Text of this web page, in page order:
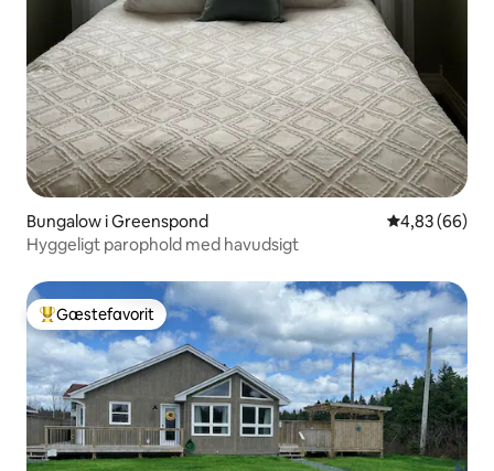
Bungalow i Greenspond 4,83 ud af 5 i
4,83 (66)
Hyggeligt parophold med havudsigt
Bedste gæstefavorit
Gæstefavorit